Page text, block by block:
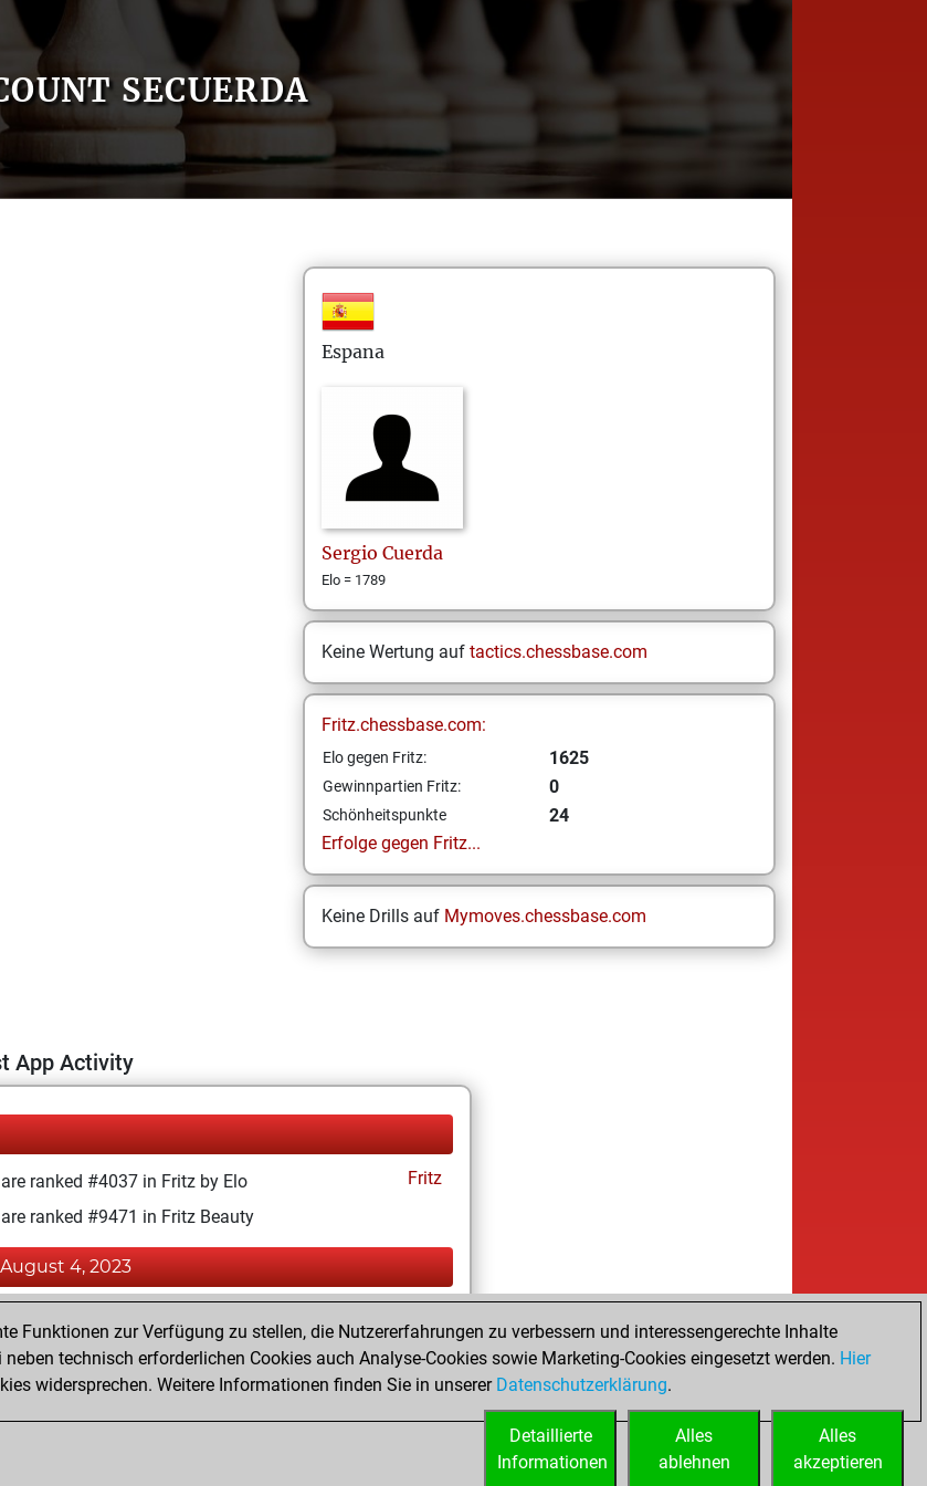
SECUERDA
Espana
Sergio Cuerda
Elo = 1789
Keine Wertung auf tactics.chessbase.com
Fritz.chessbase.com:
Elo gegen Fritz: 1625
Gewinnpartien Fritz: 0
Schönheitspunkte
24
Erfolge gegen Fritz...
Keine Drills auf Mymoves.chessbase.com
App Activity
ranked #4037 in Fritz by Elo
Fritz
ranked #9471 in Fritz Beauty
4, 2023
a new Elo of 1625
your Fritz account
Funktionen zur Verfügung zu stellen, die Nutzererfahrungen zu verbessern und interessengerechte Inhalte
technisch erforderlichen Cookies auch Analyse-Cookies sowie Marketing-Cookies eingesetzt werden. Hier
widersprechen. Weitere Informationen finden Sie in unserer Datenschutzerklärung.
Alles
akzeptieren
Alles
ablehnen
Detaillierte
Informationen